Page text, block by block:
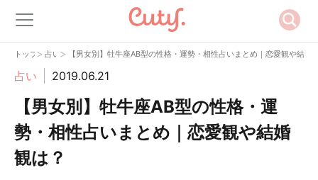
トップ> 占い> 【男女別】牡牛座AB型の性格・運勢・相性占いまとめ｜恋愛観や結婚
占い 2019.06.21
【男女別】牡牛座AB型の性格・運
勢・相性占いまとめ｜恋愛観や結婚
観は？